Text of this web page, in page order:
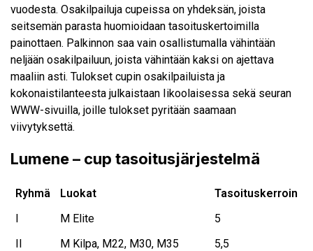
vuodesta. Osakilpailuja cupeissa on yhdeksän, joista
seitsemän parasta huomioidaan tasoituskertoimilla
painottaen. Palkinnon saa vain osallistumalla vähintään
neljään osakilpailuun, joista vähintään kaksi on ajettava
maaliin asti. Tulokset cupin osakilpailuista ja
kokonaistilanteesta julkaistaan Iikoolaisessa sekä seuran
WWW-sivuilla, joille tulokset pyritään saamaan
viivytyksettä.
Lumene – cup tasoitusjärjestelmä
Ryhmä Luokat
Tasoituskerroin
I
M Elite
5
II
M Kilpa, M22, M30, M35
5,5